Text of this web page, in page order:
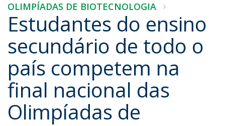
OLIMPÍADAS DE BIOTECNOLOGIA
Estudantes do ensino
secundário de todo o
país competem na
final nacional das
Olimpíadas de